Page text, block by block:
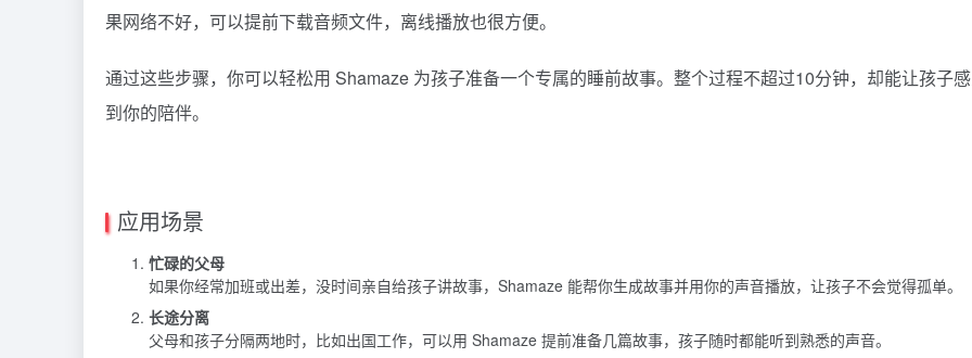
果网络不好，可以提前下载音频文件，离线播放也很方便。
通过这些步骤，你可以轻松用 Shamaze 为孩子准备一个专属的睡前故事。整个过程不超过10分钟，却能让孩子
到你的陪伴。
应用场景
忙碌的父母
如果你经常加班或出差，没时间亲自给孩子讲故事，Shamaze 能帮你生成故事并用你的声音播放，让孩子不会觉得孤单。
长途分离
父母和孩子分隔两地时，比如出国工作，可以用 Shamaze 提前准备几篇故事，孩子随时都能听到熟悉的声音。